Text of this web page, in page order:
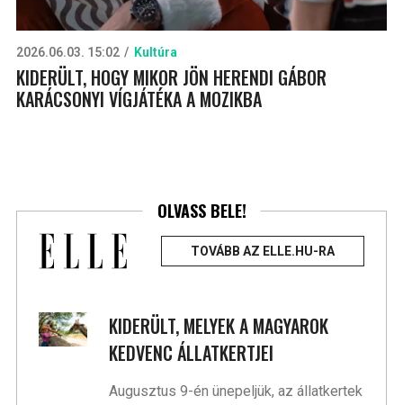
2026.06.03. 15:02 Kultúra
KIDERÜLT, HOGY MIKOR JÖN HERENDI GÁBOR
KARÁCSONYI VÍGJÁTÉKA A MOZIKBA
OLVASS BELE!
TOVÁBB AZ ELLE.HU-RA
KIDERÜLT, MELYEK A MAGYAROK
KEDVENC ÁLLATKERTJEI
Augusztus 9-én ünepeljük, az állatkertek